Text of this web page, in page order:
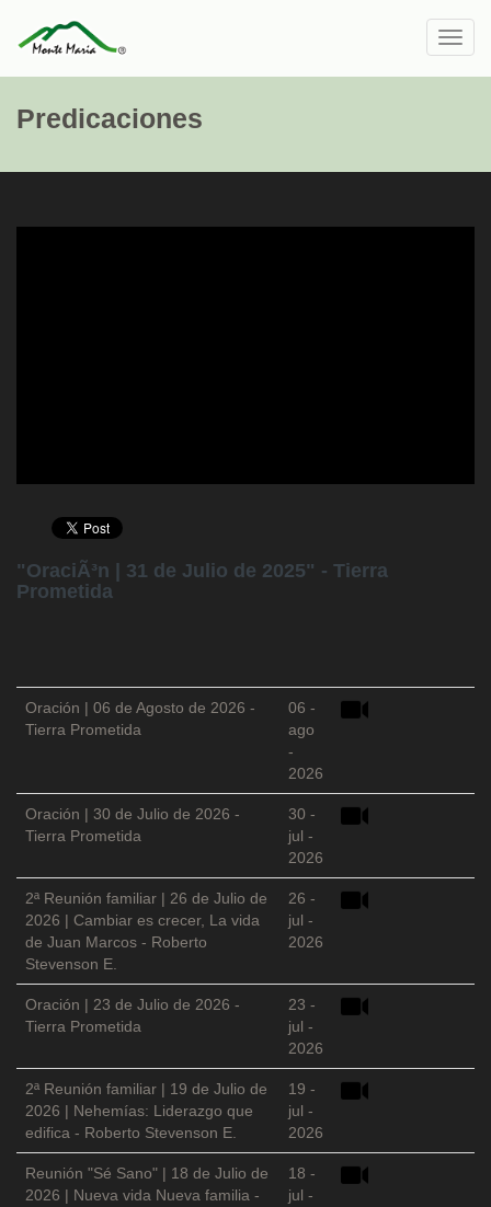
Predicaciones
"OraciÃ³n | 31 de Julio de 2025" - Tierra
Prometida
Oración | 06 de Agosto de 2026 -
Tierra Prometida
06 -
ago
-
2026
Oración | 30 de Julio de 2026 -
Tierra Prometida
30 -
jul -
2026
2ª Reunión familiar | 26 de Julio de
2026 | Cambiar es crecer, La vida
de Juan Marcos - Roberto
Stevenson E.
26 -
jul -
2026
Oración | 23 de Julio de 2026 -
Tierra Prometida
23 -
jul -
2026
2ª Reunión familiar | 19 de Julio de
2026 | Nehemías: Liderazgo que
edifica - Roberto Stevenson E.
19 -
jul -
2026
Reunión "Sé Sano" | 18 de Julio de
2026 | Nueva vida Nueva familia -
18 -
jul -